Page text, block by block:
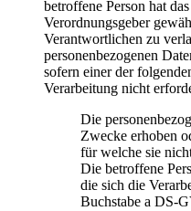
betroffene Person hat
Verordnungsgeber
Verantwortlichen zu
personenbezogenen
sofern einer der
Verarbeitung nicht
Die
Zwecke erhoben
für welche sie
Die betroffene
die sich die
Buchstabe a DS-